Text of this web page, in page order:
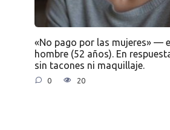
«No pago por las mujeres» —
hombre (52 años). En
sin tacones ni maquillaje.
0 20